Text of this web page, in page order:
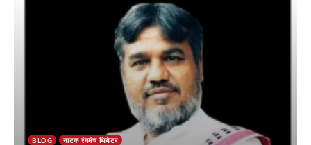
BLOG नाटक रंगमंच थियेटर